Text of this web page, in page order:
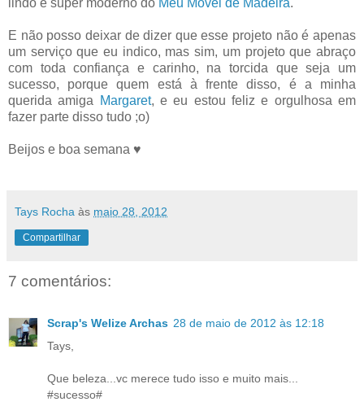
E não posso deixar de dizer que esse projeto não é apenas
um serviço que eu indico, mas sim, um projeto que abraço
com toda confiança e carinho, na torcida que seja um
sucesso, porque quem está à frente disso, é a minha
querida amiga
Margaret, e eu estou feliz e orgulhosa em
fazer parte disso tudo ;o)
Beijos e boa semana ♥
Tays Rocha às maio 28, 2012
Compartilhar
7 comentários:
Scrap's Welize Archas 28 de maio de 2012 às 12:18
Tays,
Que beleza...vc merece tudo isso e muito mais...
#sucesso#